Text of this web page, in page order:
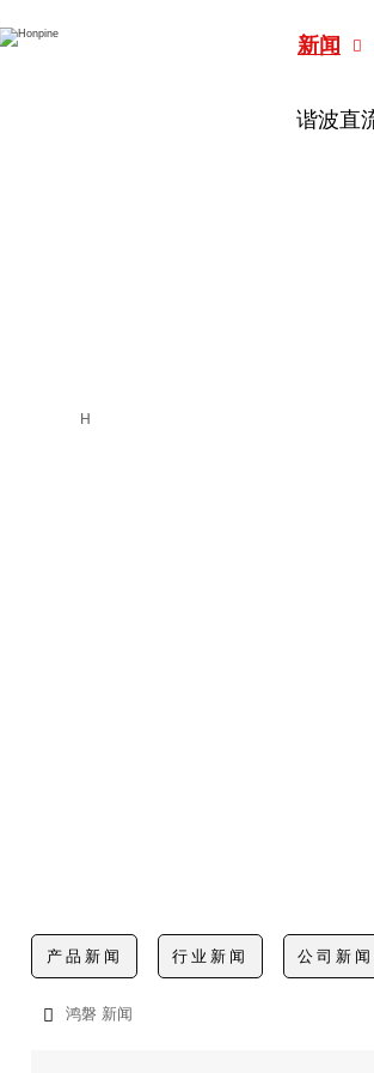
新闻 
谐波直
H
产品新闻 行业新闻 公司新闻
 鸿磐 新闻